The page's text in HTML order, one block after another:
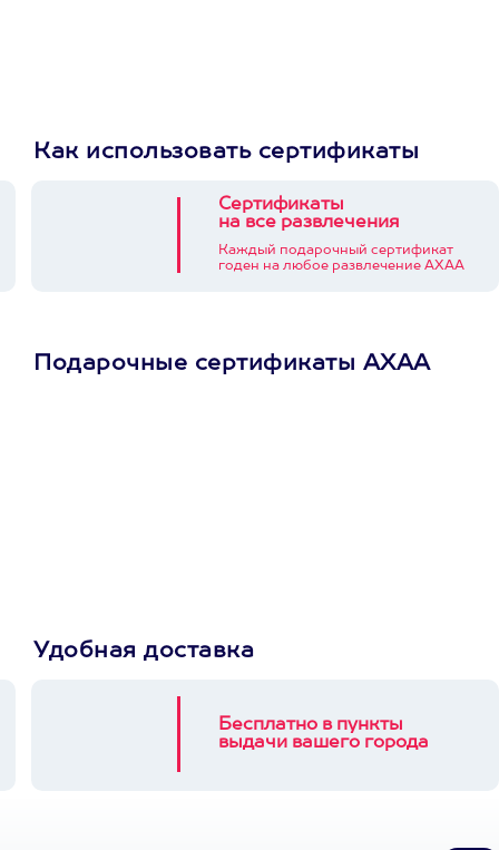
Как использовать сертификаты
Сертификаты
на все развлечения
Каждый подарочный сертификат
годен на любое развлечение АХАА
Подарочные сертификаты АХАА
Удобная доставка
Бесплатно в пункты
выдачи вашего города